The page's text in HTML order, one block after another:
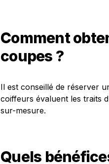
Comment
coupes ?
Il est conseillé de réserver
coiffeurs évaluent les traits
sur-mesure.
Quels